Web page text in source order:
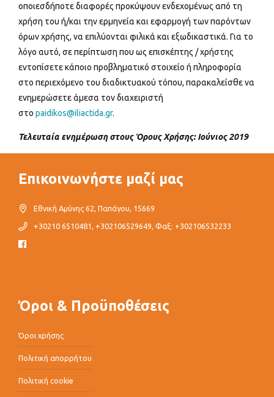
οποιεσδήποτε διαφορές προκύψουν ενδεχομένως από τη
χρήση του ή/και την ερμηνεία και εφαρμογή των παρόντων
όρων χρήσης, να επιλύονται φιλικά και εξωδικαστικά. Για το
λόγο αυτό, σε περίπτωση που ως επισκέπτης / χρήστης
εντοπίσετε κάποιο προβληματικό στοιχείο ή πληροφορία
στο περιεχόμενο του διαδικτυακού τόπου, παρακαλείσθε να
ενημερώσετε άμεσα τον διαχειριστή
στο paidikos@iliactida.gr.
Τελευταία ενημέρωση στους Όρους Χρήσης: Ιούνιος 2019
Επικοινωνήστε μαζί μας
Εθνική Αμύνης 62, Παπάγου, 15669
+30210 6510481, +302106529649, Φαξ: +302106532233
Όροι & Προϋποθέσεις
Όροι χρήσης
Πολιτική απορρήτου
Πολιτική cookie